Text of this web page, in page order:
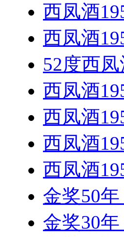
西凤酒
西凤酒
52度西凤
西凤酒
西凤酒
西凤酒
西凤酒
金奖50年
金奖30年